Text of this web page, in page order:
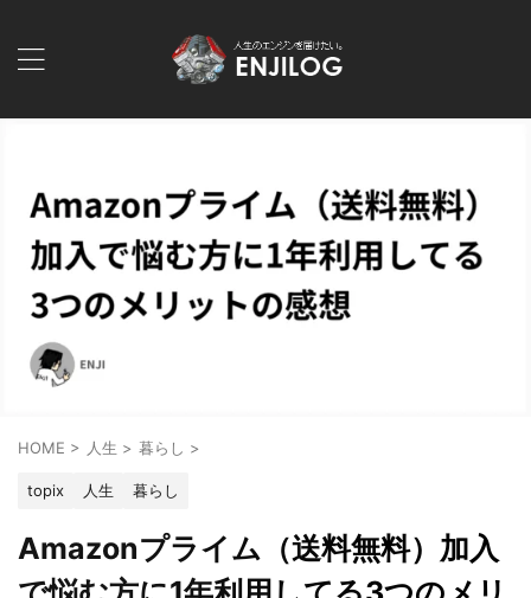
HOME > 人生 > 暮らし >
topix 人生 暮らし
Amazonプライム（送料無料）加入